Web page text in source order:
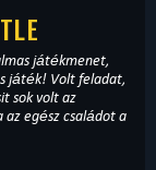
játékmenet,
játék! Volt feladat,
sok volt az
egész családot a